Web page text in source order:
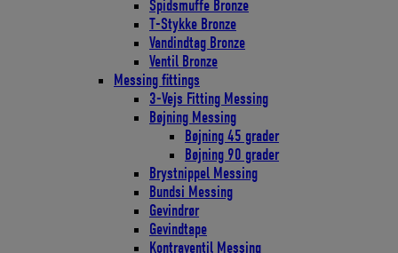
Spidsmuffe Bronze
T-Stykke Bronze
Vandindtag Bronze
Ventil Bronze
Messing fittings
3-Vejs Fitting Messing
Bøjning Messing
Bøjning 45 grader
Bøjning 90 grader
Brystnippel Messing
Bundsi Messing
Gevindrør
Gevindtape
Kontraventil Messing